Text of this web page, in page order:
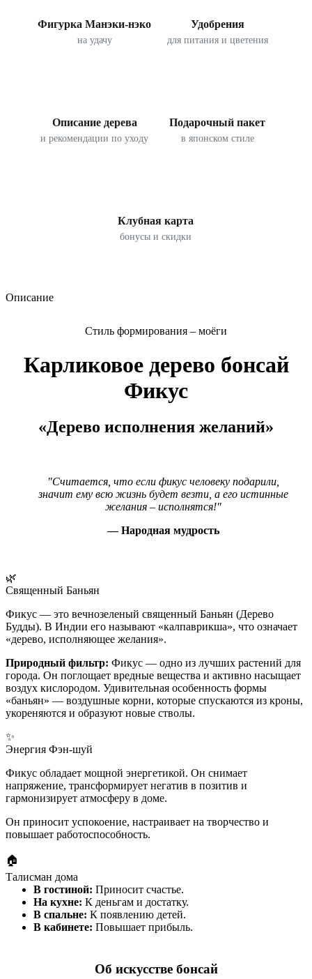
Фигурка Манэки-нэко
на удачу
Удобрения
для питания и цветения
Описание дерева
и рекомендации по уходу
Подарочный пакет
в японском стиле
Клубная карта
бонусы и скидки
Описание
Стиль формирования – моёги
Карликовое дерево бонсай
Фикус
«Дерево исполнения желаний»
"Считается, что если фикус человеку подарили,
значит ему всю жизнь будет везти, а его истинные
желания – исполнятся!"
— Народная мудрость
🌿
Священный Баньян
Фикус — это вечнозеленый священный Баньян (Дерево
Будды). В Индии его называют «калпаврикша», что означает
«дерево, исполняющее желания».
Природный фильтр: Фикус — одно из лучших растений для
города. Он поглощает вредные вещества и активно насыщает
воздух кислородом. Удивительная особенность формы
«баньян» — воздушные корни, которые спускаются из кроны,
укореняются и образуют новые стволы.
✨
Энергия Фэн-шуй
Фикус обладает мощной энергетикой. Он снимает
напряжение, трансформирует негатив в позитив и
гармонизирует атмосферу в доме.
Он приносит успокоение, настраивает на творчество и
повышает работоспособность.
🏠
Талисман дома
В гостиной: Приносит счастье.
На кухне: К деньгам и достатку.
В спальне: К появлению детей.
В кабинете: Повышает прибыль.
Об искусстве бонсай